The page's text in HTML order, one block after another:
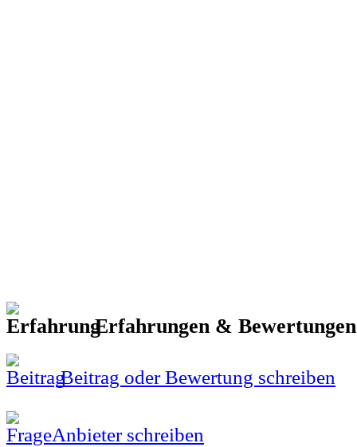
Erfahrungen &
Beitrag oder Bewertung schreiben
Anbieter schreiben